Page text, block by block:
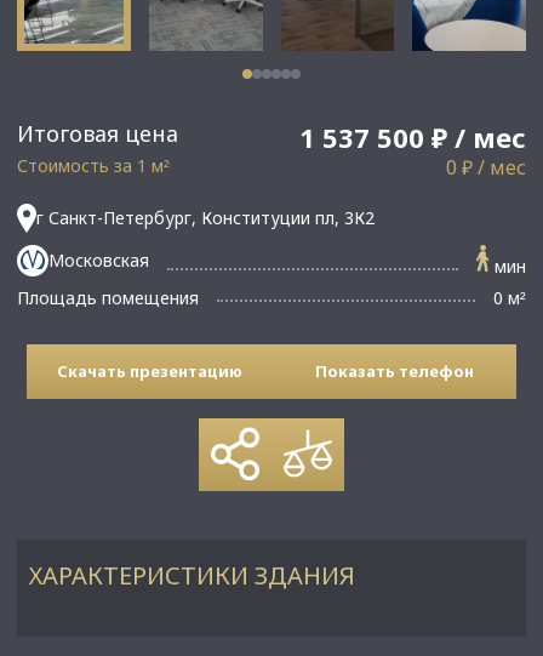
Итоговая цена 1 537 500 ₽ / мес
Стоимость за 1 м² 0 ₽ / мес
г Санкт-Петербург, Конституции пл, 3К2
Московская
мин
Площадь помещения
0 м²
Скачать презентацию Показать телефон
ХАРАКТЕРИСТИКИ ЗДАНИЯ